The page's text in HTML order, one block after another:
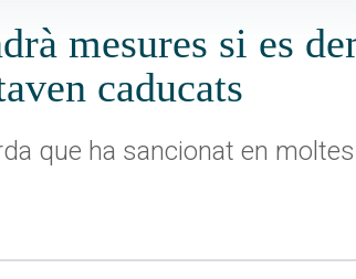
mesures si es
caducats
que ha sancionat en